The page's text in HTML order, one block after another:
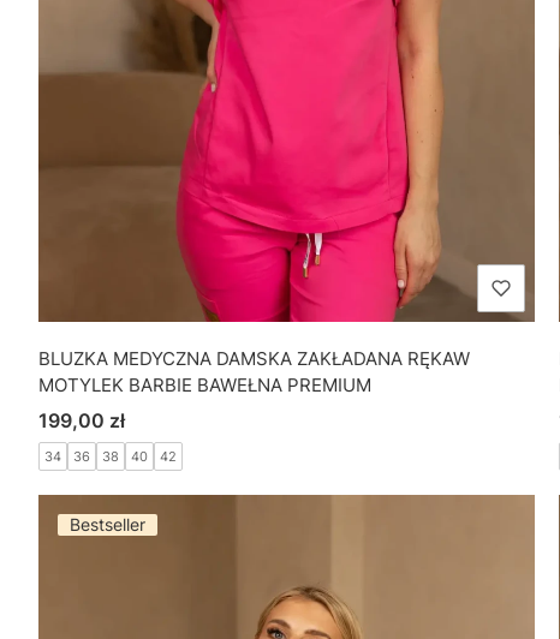
BLUZKA MEDYCZNA DAMSKA ZAKŁADANA RĘKAW
MOTYLEK BARBIE BAWEŁNA PREMIUM
Cena
199,00 zł
34 36 38 40 42
Bestseller